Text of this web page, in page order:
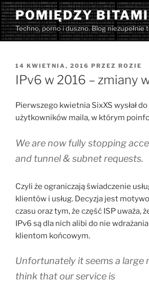
Przejdź
do
treści
POMIĘDZY BITAMI
Techno, porno i duszno. Blog niezupełnie
OPUBLIKOWANE
W
14 KWIETNIA, 2016 PRZEZ ROZIE
IPv6 w 2016 – zmiany
Pierwszego kwietnia SixXS wysłał
użytkowników maila, w którym
We are now fully stopping
and tunnel & subnet requests.
Czyli że ograniczają świadczenie
klientów i usług. Decyzja jest
czasu oraz tym, że część ISP uważa,
IPv6 są dla nich alibi do nie
klientom końcowym.
Unfortunately it seems a large
think that our service is